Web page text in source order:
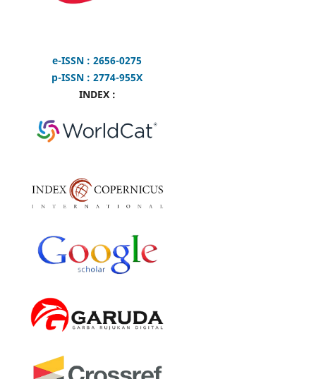
e-ISSN : 2656-0275
p-ISSN : 2774-955X
INDEX :